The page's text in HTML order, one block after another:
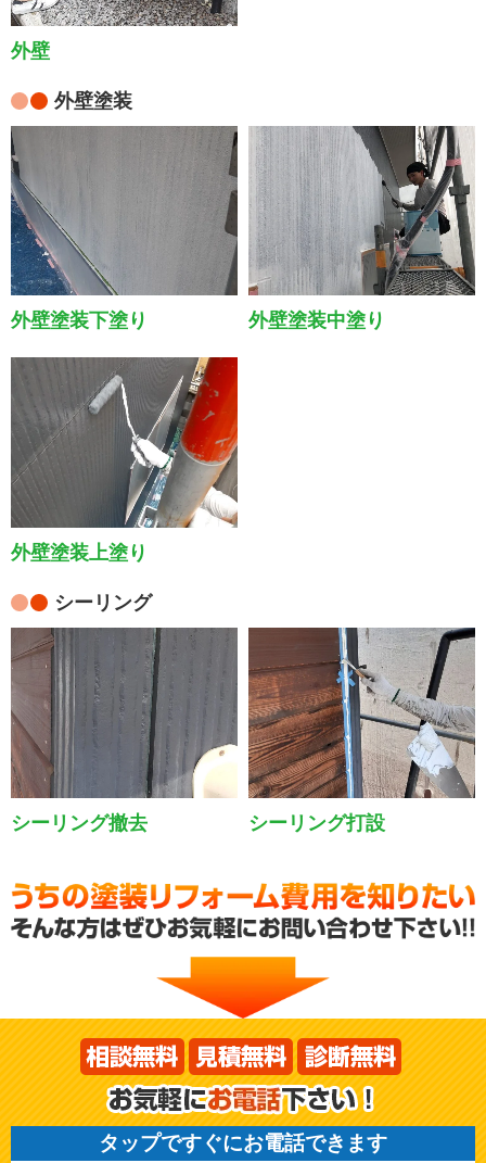
外壁
外壁塗装
外壁塗装下塗り 外壁塗装中塗り
外壁塗装上塗り
シーリング
シーリング撤去 シーリング打設
タップですぐにお電話できます